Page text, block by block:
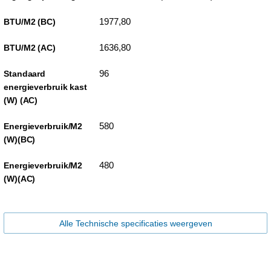
BTU/M2 (BC) 1977,80
BTU/M2 (AC) 1636,80
Standaard
energieverbruik kast
(W) (AC)
96
Energieverbruik/M2
(W)(BC)
580
Energieverbruik/M2
(W)(AC)
480
Alle Technische specificaties weergeven